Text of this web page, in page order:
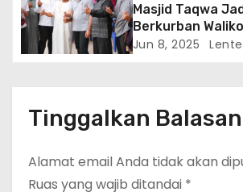
s
Masjid Taqwa
Berkurban
Walikota Metro
Jun 8, 2025
Tinggalkan Balasan
Alamat email Anda tidak akan
Ruas yang wajib ditandai *